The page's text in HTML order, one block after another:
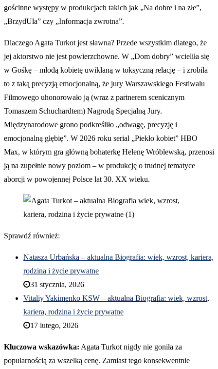
gościnne występy w produkcjach takich jak „Na dobre i na złe”,
„BrzydUla” czy „Informacja zwrotna”.
Dlaczego Agata Turkot jest sławna? Przede wszystkim dlatego, że
jej aktorstwo nie jest powierzchowne. W „Dom dobry” wcieliła się
w Gośkę – młodą kobietę uwikłaną w toksyczną relację – i zrobiła
to z taką precyzją emocjonalną, że jury Warszawskiego Festiwalu
Filmowego uhonorowało ją (wraz z partnerem scenicznym
Tomaszem Schuchardtem) Nagrodą Specjalną Jury.
Międzynarodowe grono podkreśliło „odwagę, precyzję i
emocjonalną głębię”. W 2026 roku serial „Piekło kobiet” HBO
Max, w którym gra główną bohaterkę Helenę Wróblewską, przenosi
ją na zupełnie nowy poziom – w produkcję o trudnej tematyce
aborcji w powojennej Polsce lat 30. XX wieku.
Sprawdź również:
Natasza Urbańska – aktualna Biografia: wiek, wzrost, kariera,
rodzina i życie prywatne
31 stycznia, 2026
Vitaliy Yakimenko KSW – aktualna Biografia: wiek, wzrost,
kariera, rodzina i życie prywatne
17 lutego, 2026
Kluczowa wskazówka: Agata Turkot nigdy nie goniła za
popularnością za wszelką cenę. Zamiast tego konsekwentnie